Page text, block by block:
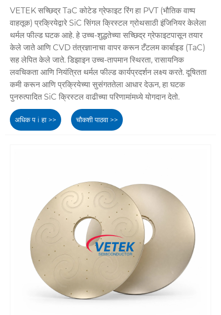
VETEK सच्छिद्र TaC कोटेड ग्रेफाइट रिंग हा PVT (भौतिक वाष्प
वाहतूक) प्रक्रियेद्वारे SiC सिंगल क्रिस्टल ग्रोथसाठी इंजिनियर केलेला
थर्मल फील्ड घटक आहे. हे उच्च-शुद्धतेच्या सच्छिद्र ग्रेफाइटपासून तयार
केले जाते आणि CVD तंत्रज्ञानाचा वापर करून टँटलम कार्बाइड (TaC)
सह लेपित केले जाते. डिझाइन उच्च-तापमान स्थिरता, रासायनिक
लवचिकता आणि नियंत्रित थर्मल फील्ड कार्यप्रदर्शन लक्ष्य करते. दूषितता
कमी करून आणि प्रक्रियेच्या सुसंगततेला आधार देऊन, हा घटक
पुनरुत्पादित SiC क्रिस्टल वाढीच्या परिणामांमध्ये योगदान देतो.
अधिक प i हा >> चौकशी पाठवा >>